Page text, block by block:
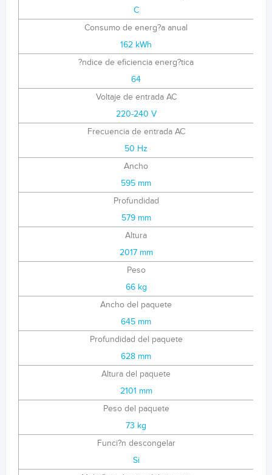
C
Consumo de energ?a anual
162 kWh
?ndice de eficiencia energ?tica
64
Voltaje de entrada AC
220-240 V
Frecuencia de entrada AC
50 Hz
Ancho
595 mm
Profundidad
579 mm
Altura
2017 mm
Peso
66 kg
Ancho del paquete
645 mm
Profundidad del paquete
628 mm
Altura del paquete
2101 mm
Peso del paquete
73 kg
Funci?n descongelar
Si